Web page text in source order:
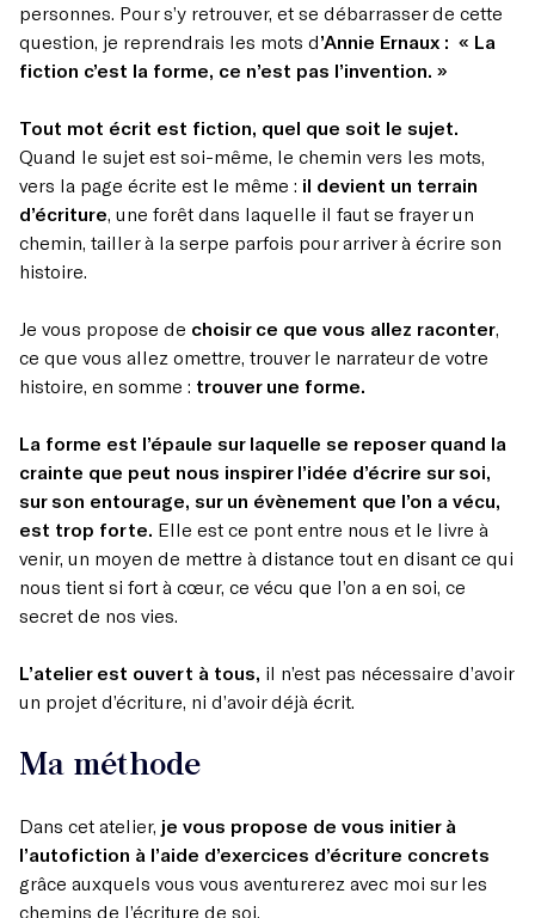
personnes. Pour s’y retrouver, et se débarrasser de cette
question, je reprendrais les mots d’Annie Ernaux : « La
fiction c’est la forme, ce n’est pas l’invention. »
Tout mot écrit est fiction, quel que soit le sujet.
Quand le sujet est soi-même, le chemin vers les mots,
vers la page écrite est le même : il devient un terrain
d’écriture, une forêt dans laquelle il faut se frayer un
chemin, tailler à la serpe parfois pour arriver à écrire son
histoire.
Je vous propose de choisir ce que vous allez raconter,
ce que vous allez omettre, trouver le narrateur de votre
histoire, en somme : trouver une forme.
La forme est l’épaule sur laquelle se reposer quand la
crainte que peut nous inspirer l’idée d’écrire sur soi,
sur son entourage, sur un évènement que l’on a vécu,
est trop forte. Elle est ce pont entre nous et le livre à
venir, un moyen de mettre à distance tout en disant ce qui
nous tient si fort à cœur, ce vécu que l’on a en soi, ce
secret de nos vies.
L’atelier est ouvert à tous, il n’est pas nécessaire d’avoir
un projet d’écriture, ni d’avoir déjà écrit.
Ma méthode
Dans cet atelier, je vous propose de vous initier à
l’autofiction à l’aide d’exercices d’écriture concrets
grâce auxquels vous vous aventurerez avec moi sur les
chemins de l’écriture de soi.